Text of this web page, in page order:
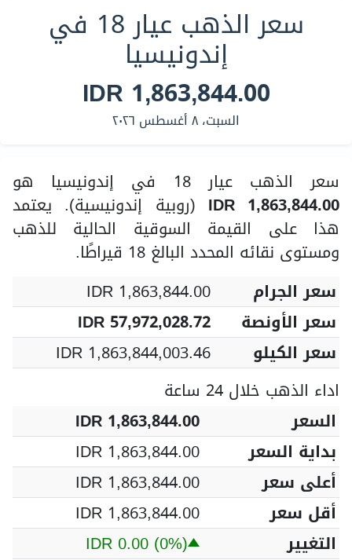
سعر الذهب عيار 18 في
إندونيسيا
IDR 1,863,844.00
السبت، ٨ أغسطس ٢٠٢٦
سعر الذهب عيار 18 في إندونيسيا هو
IDR 1,863,844.00 (روبية إندونيسية). يعتمد
هذا على القيمة السوقية الحالية للذهب
ومستوى نقائه المحدد البالغ 18 قيراطًا.
سعر الجرام
IDR 1,863,844.00
سعر الأونصة
IDR 57,972,028.72
سعر الكيلو
IDR 1,863,844,003.46
اداء الذهب خلال 24 ساعة
السعر
IDR 1,863,844.00
بداية السعر
IDR 1,863,844.00
أعلى سعر
IDR 1,863,844.00
أقل سعر
IDR 1,863,844.00
التغيير
IDR 0.00 (0%)